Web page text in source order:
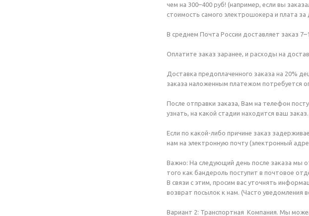
чем на 300–400 руб! (например, если вы
стоимость самого электрошокера и плата за
В среднем Почта России доставляет заказ
Оплатите заказ заранее, и расходы на
Доставка предоплаченного заказа на 20%
заказа наложенным платежом потребуется
После отправки заказа, Вам на телефон
узнать, на какой стадии находится ваш заказ.
Если по какой-либо причине заказ
нам на электронную почту (электронный
Важно: На следующий день после заказа мы
того как бандероль поступит в почтовое
В связи с этим, просим вас уточнять
возврат посылок к нам. (Часто уведомления
Вариант 2: Транспортная Компания. Мы